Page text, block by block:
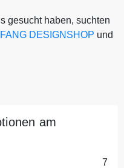
gesucht haben, suchten
DESIGNSHOP und
am
7